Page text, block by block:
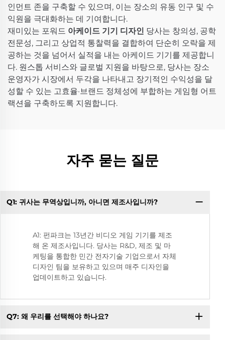
인먼트 존을 구축할 수 있으며, 이는 장소의 유동 인구 및 수
익원을 극대화하는 데 기여합니다.
재미있는 포워드 아케이드 기기 디자인 당사는 창의성, 공학
전문성, 그리고 상업적 통찰력을 결합하여 단순히 오락을 제
공하는 것을 넘어서 실적을 내는 아케이드 기기를 제공합니
다. 원스톱 서비스와 글로벌 지원을 바탕으로, 당사는 장소
운영자가 시장에서 두각을 나타내고 장기적인 수익성을 달
성할 수 있는 고효율·브랜드 정체성에 부합하는 게임형 어트
랙션을 구축하도록 지원합니다.
자주 묻는 질문
Q1: 귀사는 무역상입니까, 아니면 제조사입니까?
A1: 펀파크는 13년간 비디오 게임 기기를 제조
해 온 제조사입니다. 당사는 R&D, 제조 및 마
케팅을 통합한 민간 전자기술 기업으로서 자체
디자인 팀을 보유하고 있으며 매주 디자인을
업데이트하고 있습니다.
Q7: 왜 우리를 선택해야 하나요?